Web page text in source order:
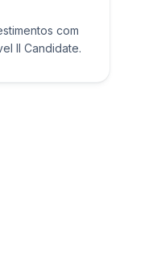
com
II Candidate.